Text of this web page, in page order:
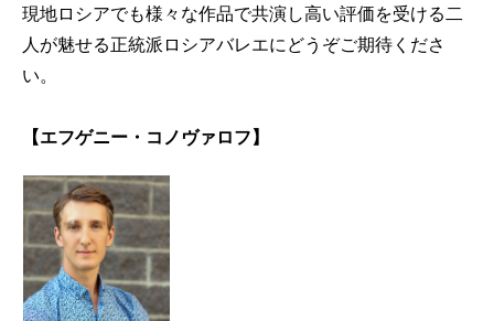
現地ロシアでも様々な作品で共演し高い評価を受ける二
人が魅せる正統派ロシアバレエにどうぞご期待くださ
い。
【エフゲニー・コノヴァロフ】